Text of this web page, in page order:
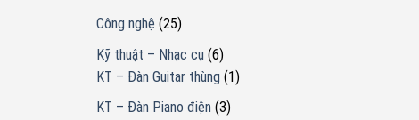
Công nghệ (25)
Kỹ thuật – Nhạc cụ (6)
KT – Đàn Guitar thùng (1)
KT – Đàn Piano điện (3)